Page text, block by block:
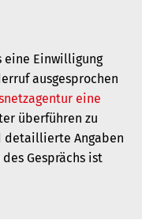
eine Einwilligung
ausgesprochen
eine
überführen zu
detaillierte Angaben
Gesprächs ist